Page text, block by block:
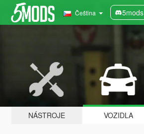
Čeština
NÁSTROJE VOZIDLA